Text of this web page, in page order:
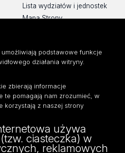
Lista wydziałów i jednostek
Mapa Strony
podstawowe funkcje
działania witryny.
zbierają informacje
te pomagają nam zrozumieć, w
korzystają z naszej strony
używa
ciasteczka) w
reklamowych